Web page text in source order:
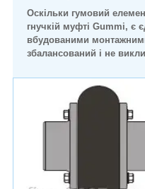
Оскільки гумовий
гнучкій муфті Gummi, є
вбудованими
збалансований і не